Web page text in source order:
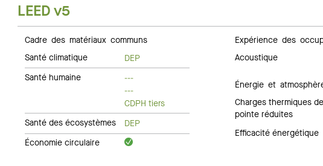
LEED v5
Cadre des matériaux communs
Santé climatique
DEP
Santé humaine
---
---
CDPH tiers
Santé des écosystèmes
DEP
Économie circulaire
Expérience des
Acoustique
Énergie et
Charges thermiques
pointe réduites
Efficacité énergétique